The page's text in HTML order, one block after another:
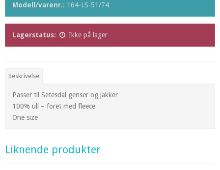
Modell/varenr.: 164-LS-51/74
Lagerstatus: Ikke på lager
Beskrivelse
Passer til Setesdal genser og jakker
100% ull – foret med fleece
One size
Liknende produkter